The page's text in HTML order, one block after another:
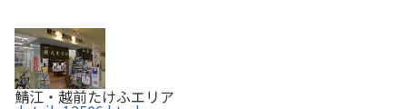
鯖江・越前たけふエリア